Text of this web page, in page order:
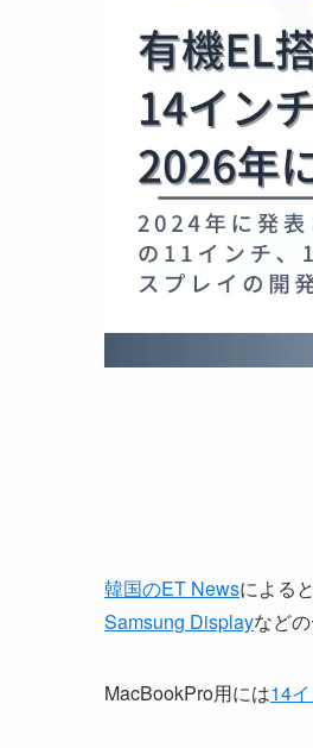
韓国のET Newsによると
Samsung Displayなど
MacBookPro用には14